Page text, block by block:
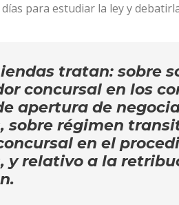
para estudiar la ley y
tratan: sobre
concursal en los
apertura de
sobre régimen
en el
y relativo a la